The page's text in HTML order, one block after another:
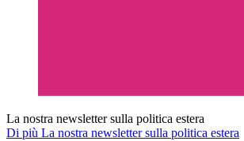
La nostra newsletter sulla politica estera
Di più La nostra newsletter sulla politica estera